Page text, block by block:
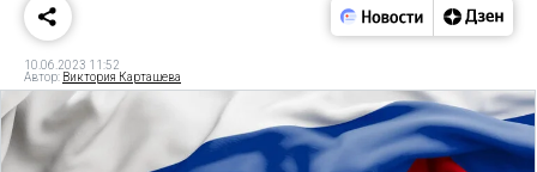
10.06.2023 11:52
Автор: Виктория Карташева